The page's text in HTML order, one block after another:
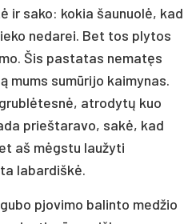
ir sako: kokia šaunuolė, kad
nedarei. Bet tos plytos
Šis pastatas nematęs
mums sumūrijo kaimynas.
atrodytų kuo
prieštaravo, sakė, kad
aš mėgstu laužyti
labardiškė.
pjovimo balinto medžio